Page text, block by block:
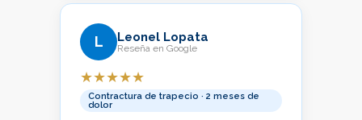
L Leonel Lopata
Reseña en Google
★★★★★
Contractura de trapecio · 2 meses de
dolor